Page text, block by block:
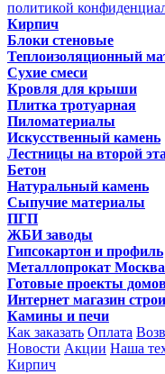
политикой
Кирпич
Блоки стеновые
Теплоизоляционный
Сухие смеси
Кровля для крыши
Плитка тротуарная
Пиломатериалы
Искусственный камень
Лестницы на второй
Бетон
Натуральный камень
Сыпучие материалы
ПГП
ЖБИ заводы
Гипсокартон и профиль
Металлопрокат Москва
Готовые проекты
Интернет магазин
Камины и печи
Как заказать Оплата
Новости Акции Наша
Кирпич